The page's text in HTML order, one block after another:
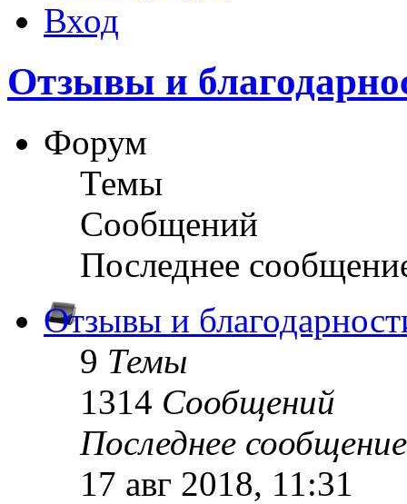
Вход
Отзывы и
Форум
Темы
Сообщений
Последнее
Отзывы и
9 Темы
1314 Сообщений
Последнее сообщение
17 авг 2018, 11:31